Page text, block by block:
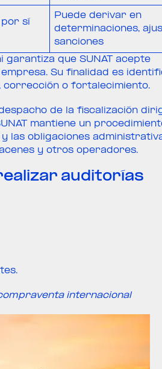
por sí
Puede derivar en
determinaciones,
sanciones
que SUNAT acepte
Su finalidad es
corrección o fortalecimiento.
de la fiscalización
mantiene un
las obligaciones
y otros operadores.
auditorías
internacional